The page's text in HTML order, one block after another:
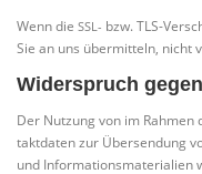
Wenn die SSL- bzw. TLS-
Sie an uns über­mit­teln, nicht
Widerspruch
Der Nut­zung von im
takt­da­ten zur Über­sen­dung
und Infor­ma­ti­ons­ma­te­ria­li­en